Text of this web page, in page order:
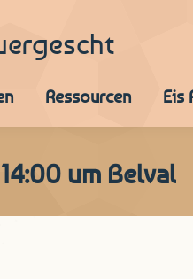
Ressourcen Eis
um Belval